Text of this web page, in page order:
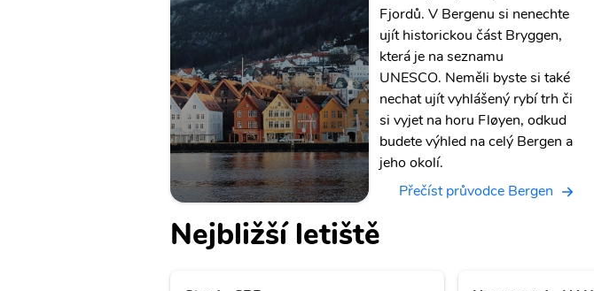
Fjordů. V Bergenu si nenechte
ujít historickou část Bryggen,
která je na seznamu
UNESCO. Neměli byste si také
nechat ujít vyhlášený rybí trh či
si vyjet na horu Fløyen, odkud
budete výhled na celý Bergen a
jeho okolí.
Přečíst průvodce Bergen
Nejbližší letiště